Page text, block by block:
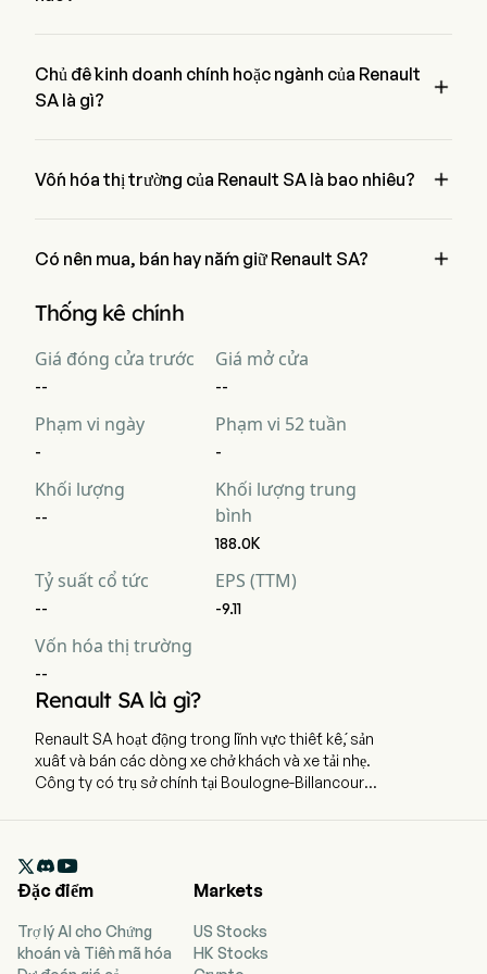
Chủ đề kinh doanh chính hoặc ngành của Renault
SA là gì?

Vốn hóa thị trường của Renault SA là bao nhiêu? 
Có nên mua, bán hay nắm giữ Renault SA? 
xếp hạng phân tích cho Renault SA, bao gồm 4 mua mạnh,
Thống kê chính
Giá đóng cửa trước
--
Giá mở cửa
--
Phạm vi ngày
-
Phạm vi 52 tuần
-
Khối lượng
--
Khối lượng trung
bình
188.0K
Tỷ suất cổ tức
--
EPS (TTM)
-9.11
Vốn hóa thị trường
--
Renault SA là gì?
Renault SA hoạt động trong lĩnh vực thiết kế, sản
xuất và bán các dòng xe chở khách và xe tải nhẹ.
Công ty có trụ sở chính tại Boulogne-Billancourt,
đều hoạt động trên toàn cầu), Alpine (hoạt động
tại châu Âu, Nhật Bản và Úc), Renault Samsung
hoạt động tại Nga). Các hoạt động của tập đoàn
được tổ chức thành ba loại hình kinh doanh chính:

Đặc điểm
Trợ lý AI cho Chứng
khoán và Tiền mã hóa
Markets
US Stocks
HK Stocks